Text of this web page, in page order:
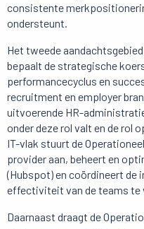
consistente
ondersteunt.
Het tweede
bepaalt de strategische
performancecyclus en
recruitment en employer
uitvoerende HR-
onder deze rol valt en de rol
IT-vlak stuurt de
provider aan, beheert en
(Hubspot) en coördineert de
effectiviteit van de teams te
Daarnaast draagt de